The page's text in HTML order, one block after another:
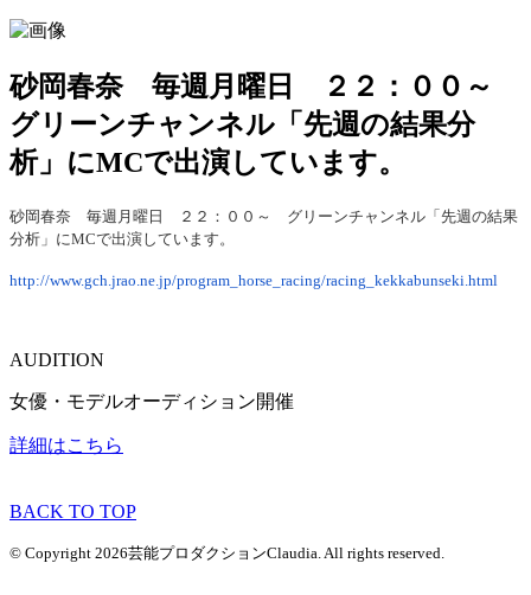
砂岡春奈 毎週月曜日 ２２：００～
グリーンチャンネル「先週の結果分
析」にMCで出演しています。
砂岡春奈 毎週月曜日 ２２：００～ グリーンチャンネル「先週の結果
分析」にMCで出演しています。
http://www.gch.jrao.ne.jp/program_horse_racing/racing_kekkabunseki.html
AUDITION
女優・モデルオーディション開催
詳細はこちら
BACK TO TOP
© Copyright 2026芸能プロダクションClaudia. All rights reserved.